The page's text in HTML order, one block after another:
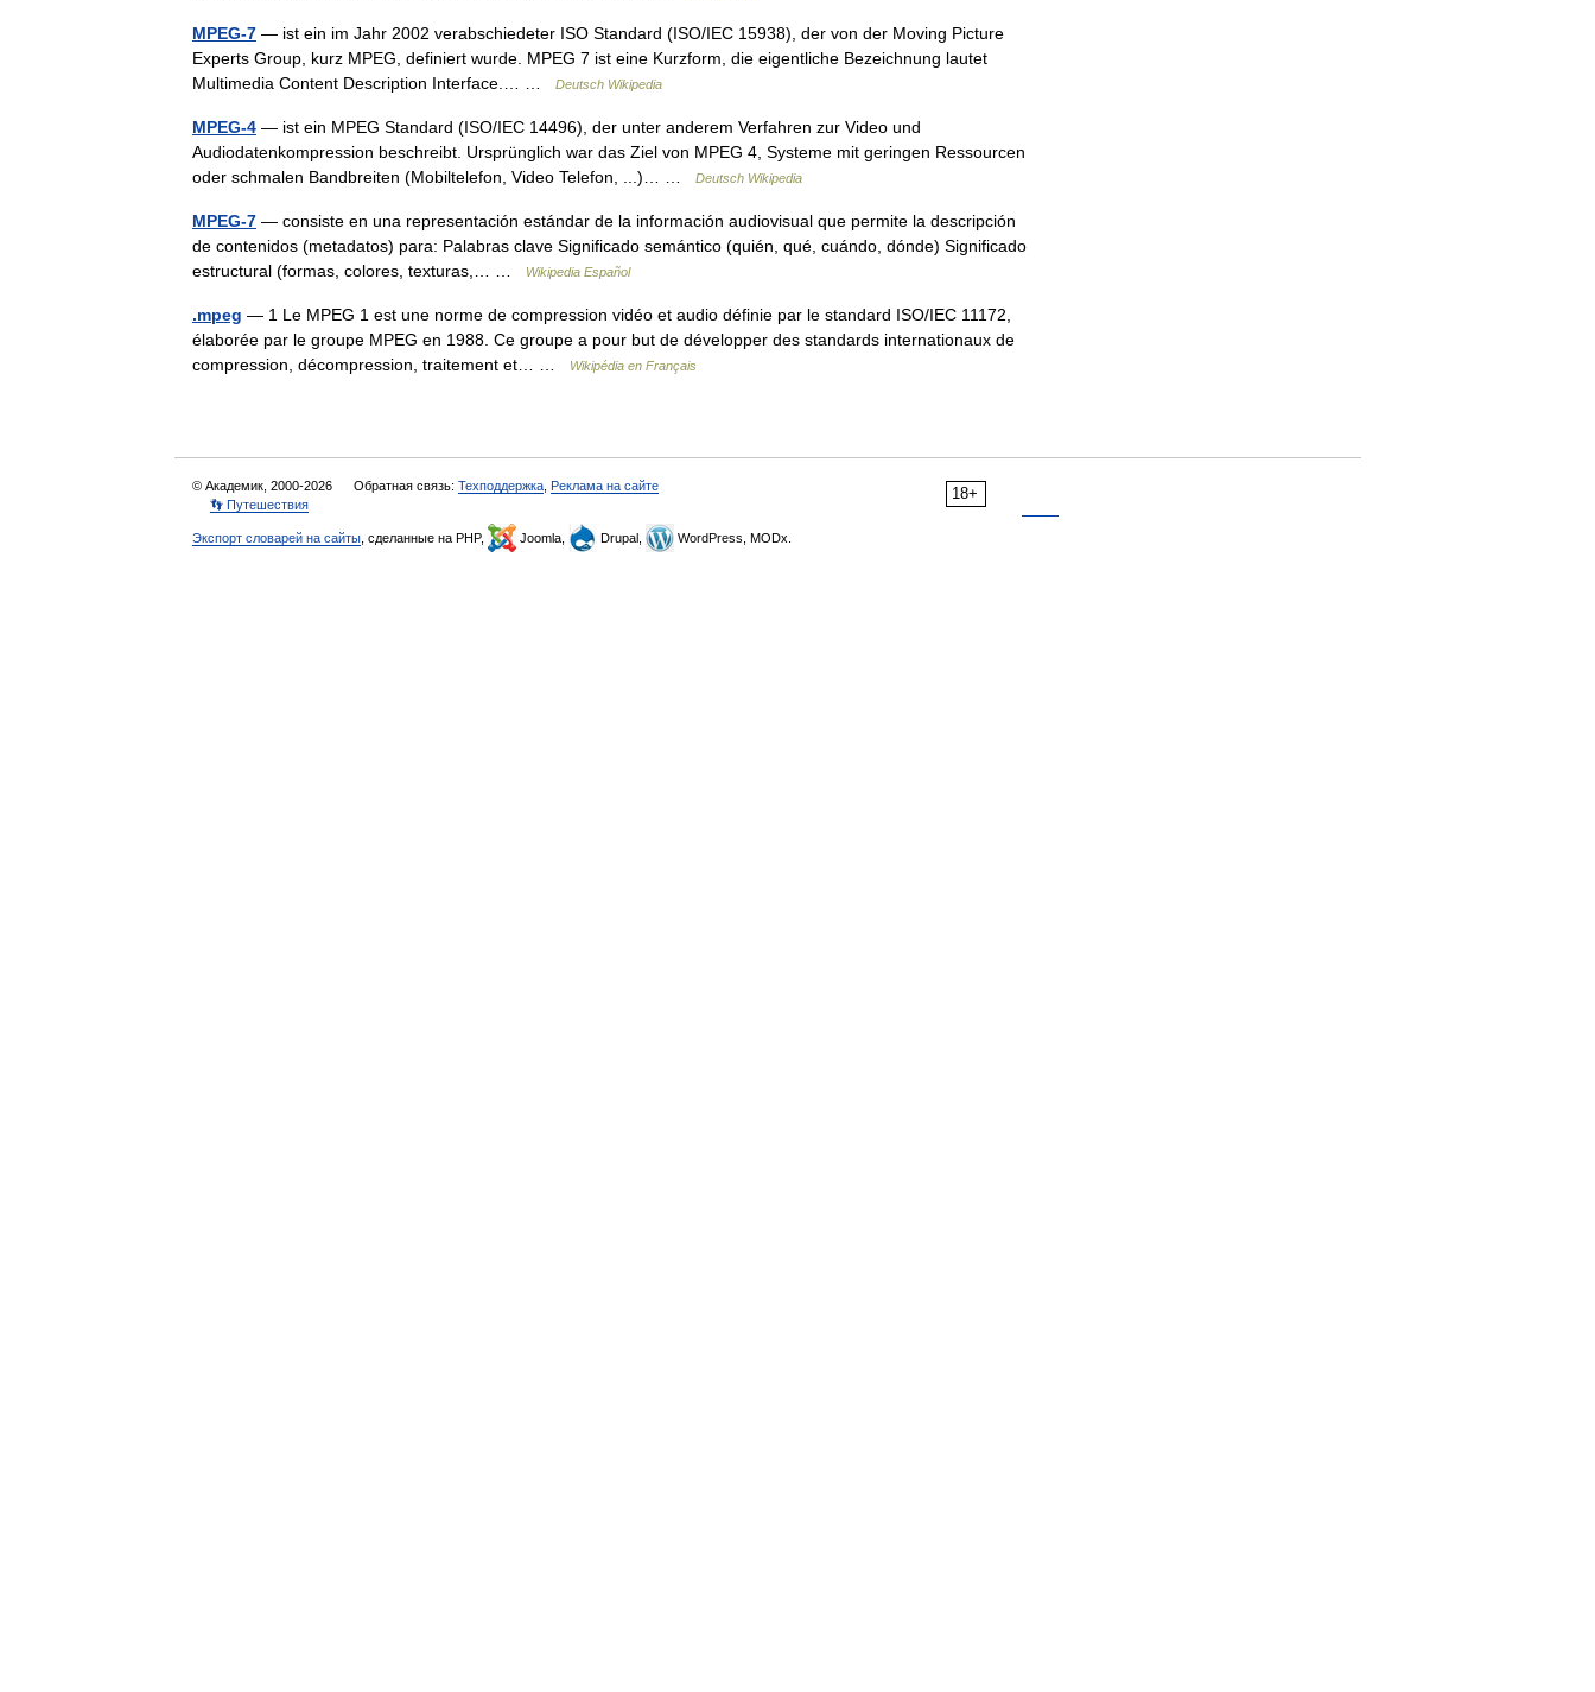
MPEG-7 — ist ein im Jahr 2002 verabschiedeter ISO Standard (ISO/IEC 15938), der von der Moving Picture
Experts Group, kurz MPEG, definiert wurde. MPEG 7 ist eine Kurzform, die eigentliche Bezeichnung lautet
Multimedia Content Description Interface.… …
Deutsch Wikipedia
MPEG-4 — ist ein MPEG Standard (ISO/IEC 14496), der unter anderem Verfahren zur Video und
Audiodatenkompression beschreibt. Ursprünglich war das Ziel von MPEG 4, Systeme mit geringen Ressourcen
oder schmalen Bandbreiten (Mobiltelefon, Video Telefon, ...)… …
Deutsch Wikipedia
MPEG-7 — consiste en una representación estándar de la información audiovisual que permite la descripción
de contenidos (metadatos) para: Palabras clave Significado semántico (quién, qué, cuándo, dónde) Significado
estructural (formas, colores, texturas,… …
Wikipedia Español
.mpeg — 1 Le MPEG 1 est une norme de compression vidéo et audio définie par le standard ISO/IEC 11172,
élaborée par le groupe MPEG en 1988. Ce groupe a pour but de développer des standards internationaux de
compression, décompression, traitement et… …
Wikipédia en Français
18+
© Академик, 2000-2026 Обратная связь: Техподдержка Реклама на сайте
👣 Путешествия
Экспорт словарей на сайты , сделанные на PHP, Joomla, Drupal, WordPress, MODx.